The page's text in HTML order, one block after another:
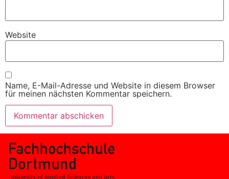
Website
Name, E-Mail-Adresse und Website in diesem Browser
für meinen nächsten Kommentar speichern.